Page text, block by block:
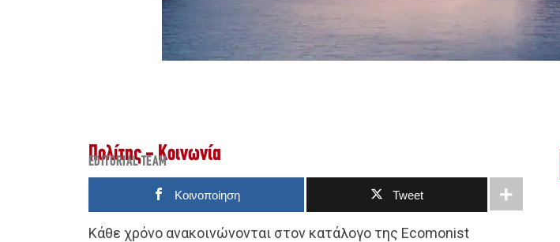
Πολίτης - Κοινωνία
EDITORIAL TEAM
Κοινοποίηση Tweet
Κάθε χρόνο ανακοινώνονται στον κατάλογο της Ecomonist